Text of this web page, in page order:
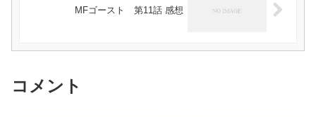
MFゴースト 第11話 感想
コメント